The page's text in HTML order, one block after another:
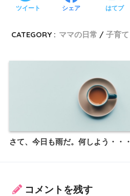
ツイート シェア はてブ
CATEGORY : ママの日常 子育て
さて、今日も雨だ。何しよう・・・
コメントを残す